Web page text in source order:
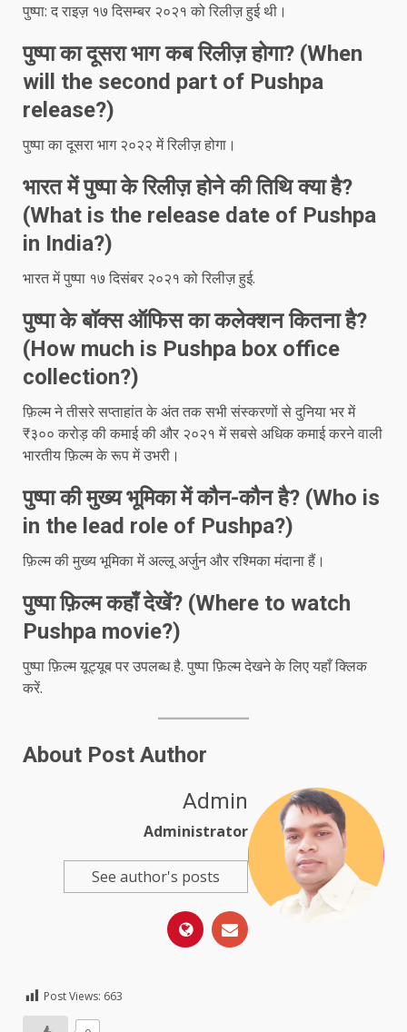
पुष्पा: द राइज़ १७ दिसम्बर २०२१ को रिलीज़ हुई थी।
पुष्पा का दूसरा भाग कब रिलीज़ होगा? (When
will the second part of Pushpa
release?)
पुष्पा का दूसरा भाग २०२२ में रिलीज़ होगा।
भारत में पुष्पा के रिलीज़ होने की तिथि क्या है?
(What is the release date of Pushpa
in India?)
भारत में पुष्पा १७ दिसंबर २०२१ को रिलीज़ हुई.
पुष्पा के बॉक्स ऑफिस का कलेक्शन कितना है?
(How much is Pushpa box office
collection?)
फ़िल्म ने तीसरे सप्ताहांत के अंत तक सभी संस्करणों से दुनिया भर में
₹३०० करोड़ की कमाई की और २०२१ में सबसे अधिक कमाई करने वाली
भारतीय फ़िल्म के रूप में उभरी।
पुष्पा की मुख्य भूमिका में कौन-कौन है? (Who is
in the lead role of Pushpa?)
फ़िल्म की मुख्य भूमिका में अल्लू अर्जुन और रश्मिका मंदाना हैं।
पुष्पा फ़िल्म कहाँ देखें? (Where to watch
Pushpa movie?)
पुष्पा फ़िल्म यूट्यूब पर उपलब्ध है. पुष्पा फ़िल्म देखने के लिएयहाँ क्लिक
करें.
About Post Author
Admin
Administrator
See author's posts
Post Views: 663